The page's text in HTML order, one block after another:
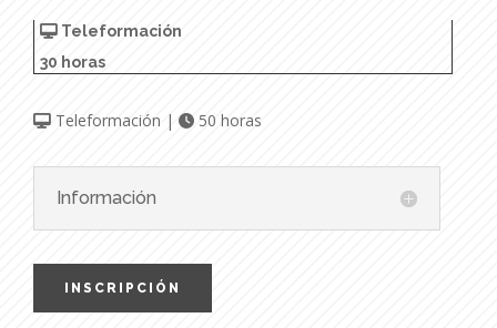
Teleformación
30 horas
Teleformación | 50 horas
Información
INSCRIPCIÓN